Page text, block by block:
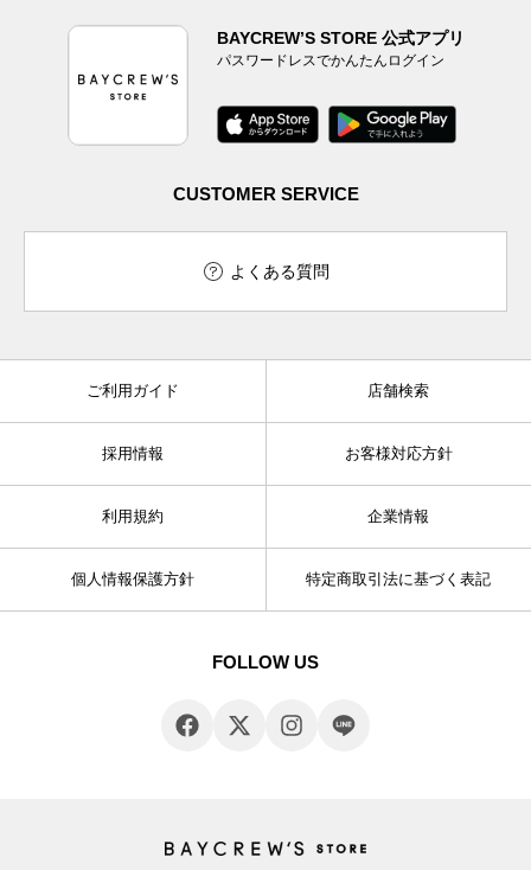
BAYCREW’S STORE 公式アプリ
パスワードレスでかんたんログイン
CUSTOMER SERVICE
よくある質問
ご利用ガイド 店舗検索
採用情報 お客様対応方針
利用規約 企業情報
個人情報保護方針 特定商取引法に基づく表記
FOLLOW US